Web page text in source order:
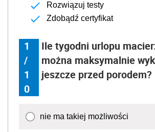
Rozwiązuj testy
Zdobądź certyfikat
1
/
1
0
Ile tygodni urlopu
można maksymalnie
jeszcze przed porodem?
nie ma takiej możliwości